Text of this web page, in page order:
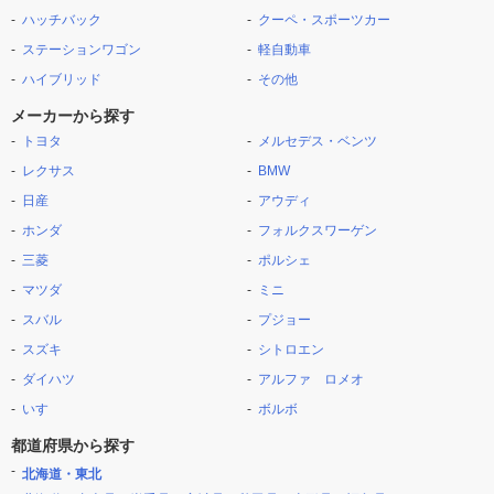
ハッチバック
ステーションワゴン
ハイブリッド
クーペ・スポーツカー
軽自動車
その他
メーカーから探す
トヨタ
レクサス
日産
ホンダ
三菱
マツダ
スバル
スズキ
ダイハツ
いすゞ
メルセデス・ベンツ
BMW
アウディ
フォルクスワーゲン
ポルシェ
ミニ
プジョー
シトロエン
アルファ ロメオ
ボルボ
都道府県から探す
北海道・東北